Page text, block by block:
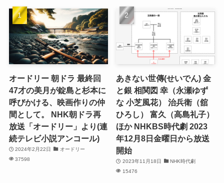
オードリー 朝ドラ 最終回
47才の美月が錠島と杉本に
呼びかける、映画作りの仲
間として。 NHK朝ドラ再
放送「オードリー」より(連
続テレビ小説アンコール)
2024年2月22日
オードリー
37598
あきない世傳(せいでん) 金
と銀 相関図 幸（永瀬ゆず
な 小芝風花） 治兵衛（舘
ひろし） 富久（高島礼子）
ほか NHKBS時代劇 2023
年12月8日金曜日から放送
開始
2023年11月18日
NHK時代劇
15476